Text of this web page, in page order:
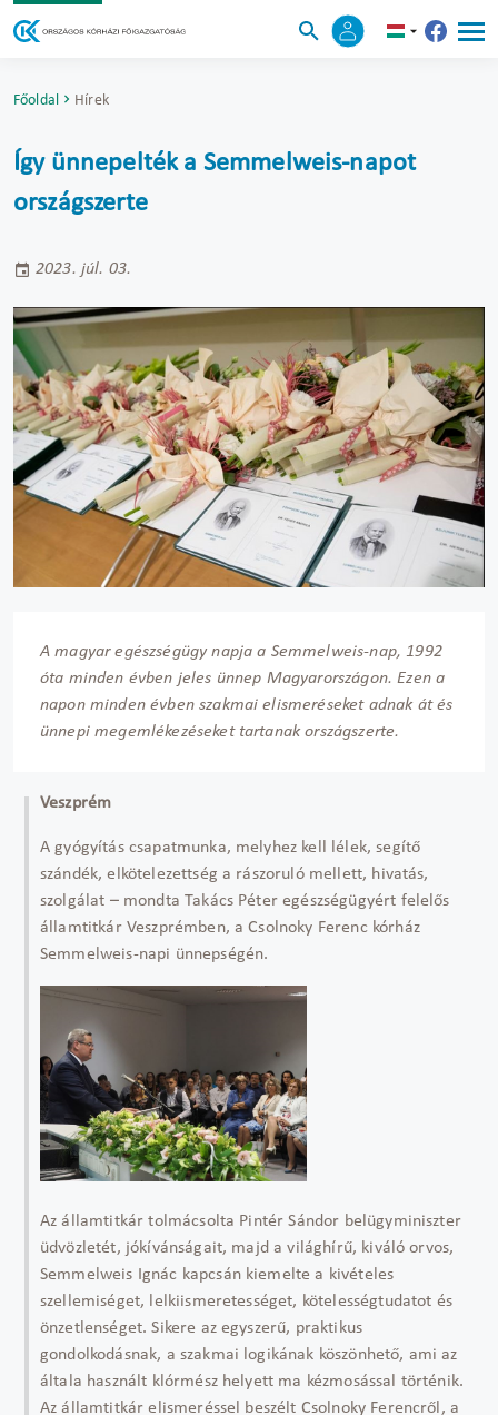
Főoldal Hírek
Így ünnepelték a Semmelweis-napot
országszerte
2023. júl. 03.
A magyar egészségügy napja a Semmelweis-nap, 1992
óta minden évben jeles ünnep Magyarországon. Ezen a
napon minden évben szakmai elismeréseket adnak át és
ünnepi megemlékezéseket tartanak országszerte.
Veszprém
A gyógyítás csapatmunka, melyhez kell lélek, segítő
szándék, elkötelezettség a rászoruló mellett, hivatás,
szolgálat – mondta Takács Péter egészségügyért felelős
államtitkár Veszprémben, a Csolnoky Ferenc kórház
Semmelweis-napi ünnepségén.
Az államtitkár tolmácsolta Pintér Sándor belügyminiszter
üdvözletét, jókívánságait, majd a világhírű, kiváló orvos,
Semmelweis Ignác kapcsán kiemelte a kivételes
szellemiséget, lelkiismeretességet, kötelességtudatot és
önzetlenséget. Sikere az egyszerű, praktikus
gondolkodásnak, a szakmai logikának köszönhető, ami az
általa használt klórmész helyett ma kézmosással történik.
Az államtitkár elismeréssel beszélt Csolnoky Ferencről, a